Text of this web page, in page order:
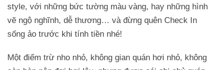
style, với những bức tường màu vàng, hay những hình
vẽ ngộ nghĩnh, dễ thương… và đừng quên Check In
sống ảo trước khi tính tiền nhé!
Một điểm trừ nho nhỏ, không gian quán hơi nhỏ, không